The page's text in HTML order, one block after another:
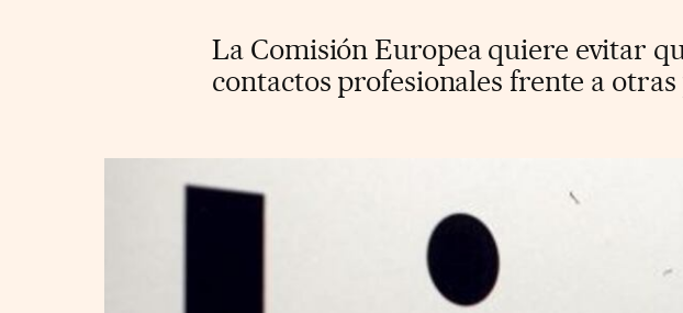
La Comisión Europea quiere evitar
contactos profesionales frente a